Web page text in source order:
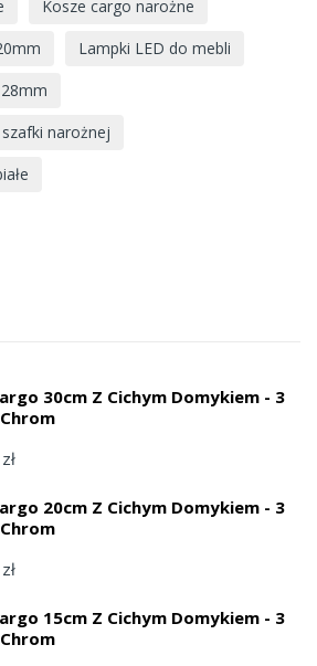
Kosze cargo narożne
Lampki LED do mebli
narożnej
30cm Z Cichym Domykiem - 3
20cm Z Cichym Domykiem - 3
15cm Z Cichym Domykiem - 3